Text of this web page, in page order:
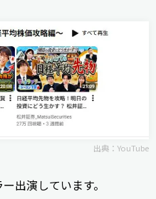
出典： YouTube
出演しています。